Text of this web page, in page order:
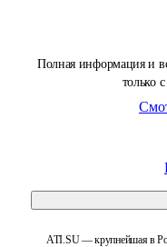
Полная информация и
только
ATI.SU — крупнейшая в